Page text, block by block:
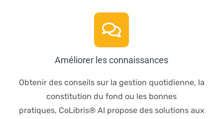
Améliorer les connaissances
Obtenir des conseils sur la gestion quotidienne, la
constitution du fond ou les bonnes
pratiques, CoLibris® AI propose des solutions aux